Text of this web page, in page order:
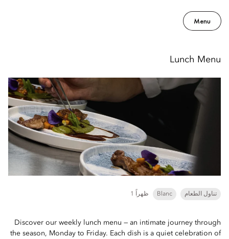
Menu
Lunch Menu
تناول الطعام Blanc 1 ظهراً
Discover our weekly lunch menu — an intimate journey through
the season, Monday to Friday. Each dish is a quiet celebration of